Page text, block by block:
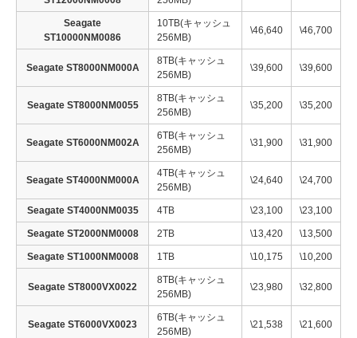
Seagate
ST10000NM0086
10TB(キャッシュ
256MB)
\46,640 \46,700
Seagate ST8000NM000A
8TB(キャッシュ
256MB)
\39,600 \39,600
Seagate ST8000NM0055
8TB(キャッシュ
256MB)
\35,200 \35,200
Seagate ST6000NM002A
6TB(キャッシュ
256MB)
\31,900 \31,900
Seagate ST4000NM000A
4TB(キャッシュ
256MB)
\24,640 \24,700
Seagate ST4000NM0035 4TB \23,100 \23,100
Seagate ST2000NM0008 2TB \13,420 \13,500
Seagate ST1000NM0008 1TB \10,175 \10,200
Seagate ST8000VX0022
8TB(キャッシュ
256MB)
\23,980 \32,800
Seagate ST6000VX0023
6TB(キャッシュ
256MB)
\21,538 \21,600